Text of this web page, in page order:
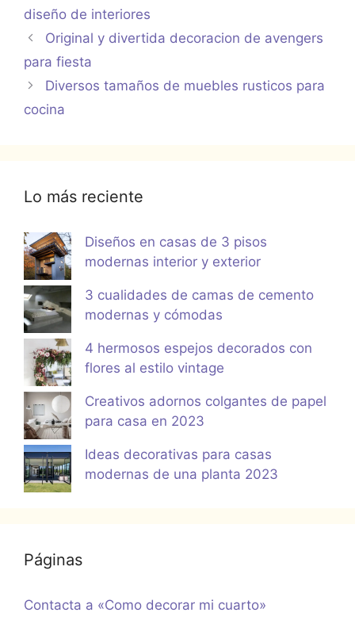
diseño de interiores
Original y divertida decoracion de avengers
para fiesta
Diversos tamaños de muebles rusticos para
cocina
Lo más reciente
Diseños en casas de 3 pisos
modernas interior y exterior
3 cualidades de camas de cemento
modernas y cómodas
4 hermosos espejos decorados con
flores al estilo vintage
Creativos adornos colgantes de papel
para casa en 2023
Ideas decorativas para casas
modernas de una planta 2023
Páginas
Contacta a «Como decorar mi cuarto»